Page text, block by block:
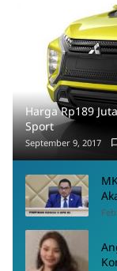
Harga Rp189
Sport
September 9, 2017